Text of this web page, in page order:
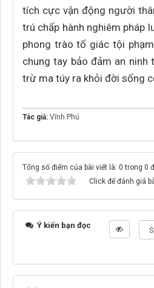
tích cực vận động người
trú chấp hành nghiêm pháp
phong trào tố giác tội
chung tay bảo đảm an
trừ ma túy ra khỏi đời sống
Tác giả: Vĩnh Phú
Tổng số điểm của bài viết là: 0 trong 0
Click để đánh giá
Ý kiến bạn đọc